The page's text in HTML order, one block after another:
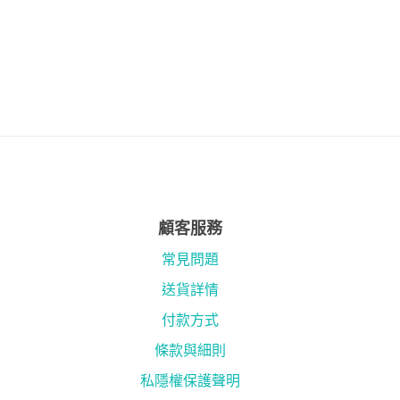
顧客服務
常見問題
送貨詳情
付款方式
條款與細則
私隱權保護聲明